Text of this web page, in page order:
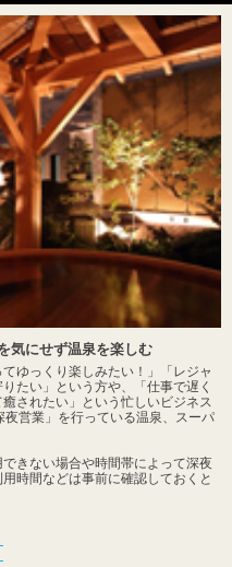
気にせず温泉を楽しむ
ゆっくり楽しみたい！」「レジャ
たい」という方や、「仕事で遅く
されたい」という忙しいビジネス
営業」を行っている温泉、スーパ
きない場合や時間帯によって深夜
時間などは事前に確認しておくと